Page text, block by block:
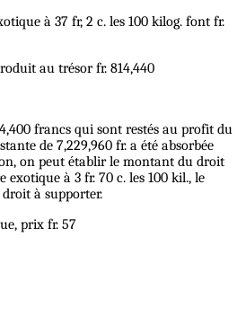
à 37 fr, 2 c. les 100 kilog. font fr.
au trésor fr. 814,440
francs qui sont restés au profit du
de 7,229,960 fr. a été absorbée
on peut établir le montant du droit
à 3 fr. 70 c. les 100 kil., le
à supporter.
prix fr. 57